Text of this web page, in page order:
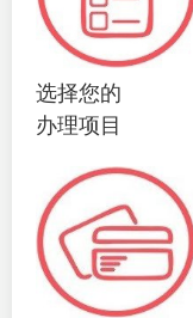
选择您的
办理项目